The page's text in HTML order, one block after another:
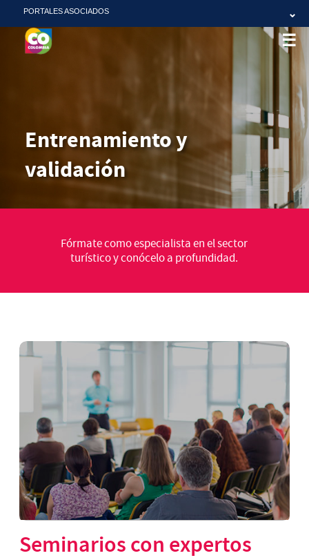
Pasar al contenido principal
⌄
PORTALES ASOCIADOS
☰
Entrenamiento y
validación
Fórmate como especialista en el sector
turístico y conócelo a profundidad.
Seminarios con expertos